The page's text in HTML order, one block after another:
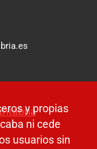
y propias
ni cede
usuarios sin